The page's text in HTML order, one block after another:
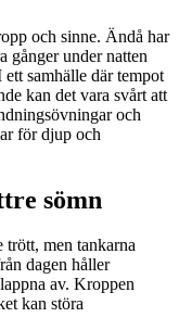
och sinne. Ändå har
gånger under natten
samhälle där tempot
kan det vara svårt att
och
för djup och
sömn
trött, men tankarna
dagen håller
av. Kroppen
kan störa